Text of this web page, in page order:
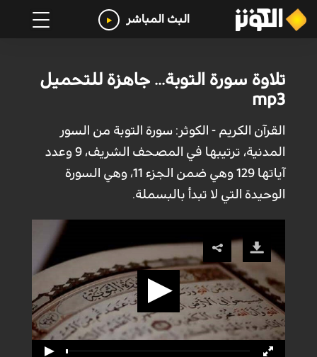
البث المباشر
تلاوة سورة التوبة... جاهزة للتحميل
mp3
القرآن الكريم - الكوثر: سورة التوبة من السور
المدنية، ترتيبها في المصحف الشريف، 9 وعدد
آياتها 129 وهي ضمن الجزء 11، وهي السورة
الوحيدة التي لا تبدأ بالبسملة.